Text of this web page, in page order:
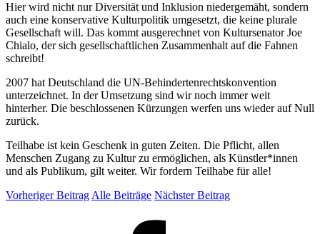
Hier wird nicht nur Diversität und Inklusion niedergemäht, sondern
auch eine konservative Kulturpolitik umgesetzt, die keine plurale
Gesellschaft will. Das kommt ausgerechnet von Kultursenator Joe
Chialo, der sich gesellschaftlichen Zusammenhalt auf die Fahnen
schreibt!
2007 hat Deutschland die UN-Behindertenrechtskonvention
unterzeichnet. In der Umsetzung sind wir noch immer weit
hinterher. Die beschlossenen Kürzungen werfen uns wieder auf Null
zurück.
Teilhabe ist kein Geschenk in guten Zeiten. Die Pflicht, allen
Menschen Zugang zu Kultur zu ermöglichen, als Künstler*innen
und als Publikum, gilt weiter. Wir fordern Teilhabe für alle!
Vorheriger Beitrag Alle Beiträge Nächster Beitrag